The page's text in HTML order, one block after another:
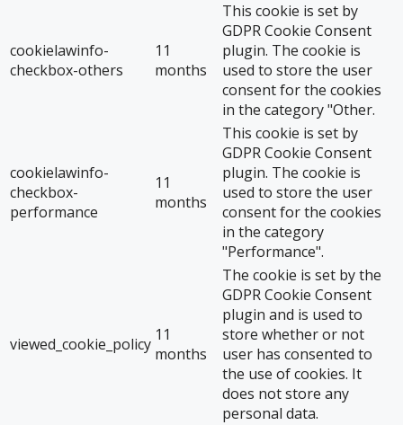
cookielawinfo-
checkbox-others
11
months
This cookie is set by
GDPR Cookie Consent
plugin. The cookie is
used to store the user
consent for the cookies
in the category "Other.
cookielawinfo-
checkbox-
performance
11
months
This cookie is set by
GDPR Cookie Consent
plugin. The cookie is
used to store the user
consent for the cookies
in the category
"Performance".
viewed_cookie_policy 11
months
The cookie is set by the
GDPR Cookie Consent
plugin and is used to
store whether or not
user has consented to
the use of cookies. It
does not store any
personal data.